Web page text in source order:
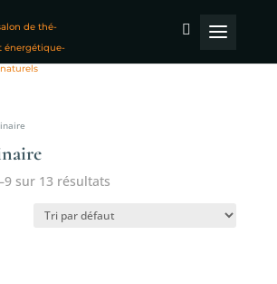
sur 13 résultats